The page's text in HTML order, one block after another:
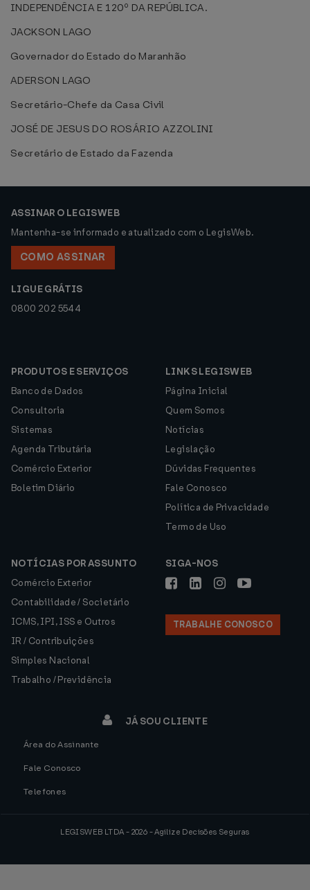
INDEPENDÊNCIA E 120º DA REPÚBLICA.
JACKSON LAGO
Governador do Estado do Maranhão
ADERSON LAGO
Secretário-Chefe da Casa Civil
JOSÉ DE JESUS DO ROSÁRIO AZZOLINI
Secretário de Estado da Fazenda
ASSINAR O LEGISWEB
Mantenha-se informado e atualizado com o LegisWeb.
COMO ASSINAR
LIGUE GRÁTIS
0800 202 5544
PRODUTOS E SERVIÇOS
Banco de Dados
Consultoria
Sistemas
Agenda Tributária
Comércio Exterior
Boletim Diário
LINKS LEGISWEB
Página Inicial
Quem Somos
Notícias
Legislação
Dúvidas Frequentes
Fale Conosco
Política de Privacidade
Termo de Uso
NOTÍCIAS POR ASSUNTO
Comércio Exterior
Contabilidade / Societário
ICMS, IPI, ISS e Outros
IR / Contribuições
Simples Nacional
Trabalho / Previdência
SIGA-NOS
TRABALHE CONOSCO
JÁ SOU CLIENTE
Área do Assinante
Fale Conosco
Telefones
LEGISWEB LTDA - 2026 - Agilize Decisões Seguras